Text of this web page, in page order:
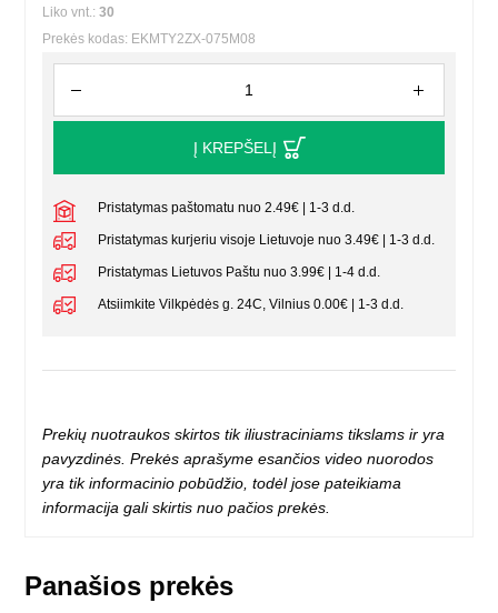
Liko vnt.:30
Prekės kodas: EKMTY2ZX-075M08
Į KREPŠELĮ
Pristatymas paštomatu nuo 2.49€ | 1-3 d.d.
Pristatymas kurjeriu visoje Lietuvoje nuo 3.49€ | 1-3 d.d.
Pristatymas Lietuvos Paštu nuo 3.99€ | 1-4 d.d.
Atsiimkite Vilkpėdės g. 24C, Vilnius 0.00€ | 1-3 d.d.
Prekių nuotraukos skirtos tik iliustraciniams tikslams ir yra
pavyzdinės. Prekės aprašyme esančios video nuorodos
yra tik informacinio pobūdžio, todėl jose pateikiama
informacija gali skirtis nuo pačios prekės.
Panašios prekės